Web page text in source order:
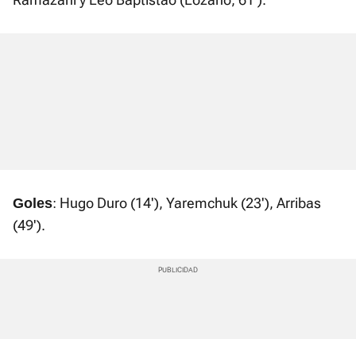
Goles: Hugo Duro (14'), Yaremchuk (23'), Arribas
(49').